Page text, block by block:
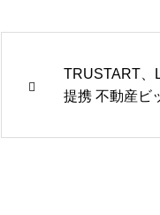
TRUSTART、
提携 不動産ビ